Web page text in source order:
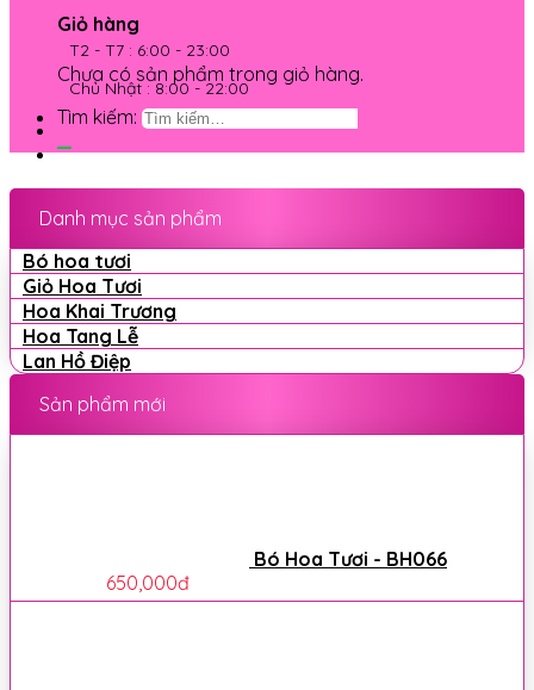
T2 - T7 : 6:00 - 23:00
Chủ Nhật : 8:00 - 22:00
Giỏ hàng
Chưa có sản phẩm trong giỏ hàng.
Tìm kiếm:
Danh mục sản phẩm
Bó hoa tươi
Giỏ Hoa Tươi
Hoa Khai Trương
Hoa Tang Lễ
Lan Hồ Điệp
Sản phẩm mới
Bó Hoa Tươi - BH066
650,000đ